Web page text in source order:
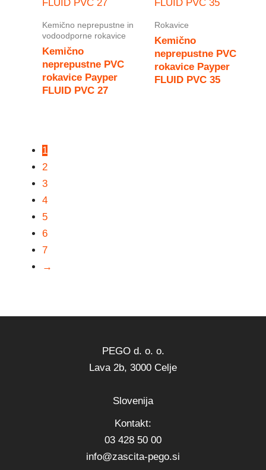
Kemično neprepustne in
vodoodporne rokavice
Kemično
neprepustne PVC
rokavice Payper
FLUID PVC 27
Rokavice
Kemično
neprepustne PVC
rokavice Payper
FLUID PVC 35
1
2
3
4
5
6
7
→
PEGO d. o. o.
Lava 2b, 3000 Celje
Slovenija
Kontakt:
03 428 50 00
info@zascita-pego.si